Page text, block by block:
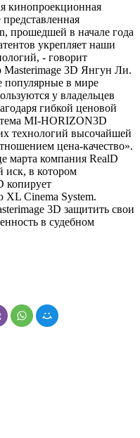
кинопроекционная
прошедшей в начале года
укрепляет наши
- говорит
Masterimage 3D Янгун Ли.
популярные в мире
у владельцев
гибкой ценовой
MI-HORIZON3D
технологий высочайшей
цена-качество».
марта компания RealD
иск, в котором
копирует
Cinema System.
3D защитить свои
в судебном